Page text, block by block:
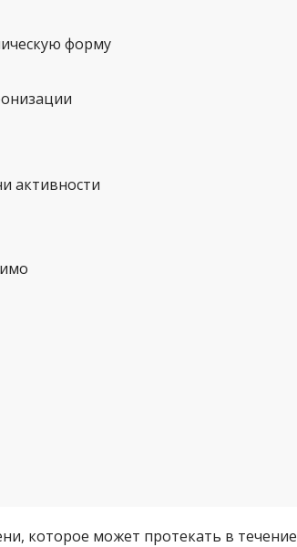
форму
активности
которое может протекать в течение